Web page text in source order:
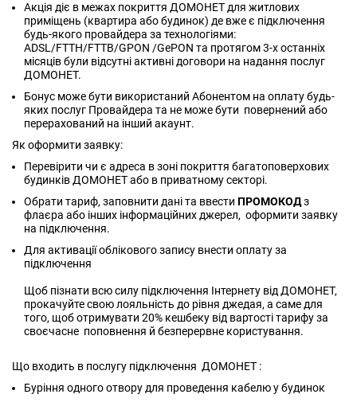
Акція діє в межах покриття ДОМОНЕТ для житлових
приміщень (квартира або будинок) де вже є підключення
будь-якого провайдера за технологіями:
ADSL/FTTH/FTTB/GPON /GePON та протягом 3-х останніх
місяців були відсутні активні договори на надання послуг
ДОМОНЕТ.
Бонус може бути використаний Абонентом на оплату будь-
яких послуг Провайдера та не може бути повернений або
перерахований на інший акаунт.
Як оформити заявку:
Перевірити чи є адреса в зоні покриття багатоповерхових
будинків ДОМОНЕТ або в приватному секторі.
Обрати тариф, заповнити дані та ввести ПРОМОКОДз
флаєра або інших інформаційних джерел, оформити заявку
на підключення.
Для активації облікового запису внести оплату за
підключення
Щоб пізнати всю силу підключення Інтернету від ДОМОНЕТ,
прокачуйте свою лояльність до рівня джедая, а саме для
того, щоб отримувати 20% кешбеку від вартості тарифу за
своєчасне поповнення й безперервне користування.
Що входить в послугу підключення ДОМОНЕТ :
Буріння одного отвору для проведення кабелю у будинок